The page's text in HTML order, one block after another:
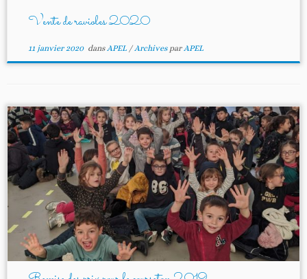
Vente de ravioles 2020
11 janvier 2020dansAPEL /Archives parAPEL